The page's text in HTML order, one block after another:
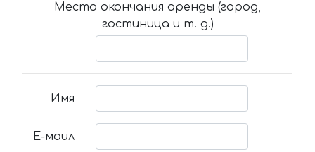
Место окончания аренды (город,
гостиница и т. д.)
Имя
Е-маил